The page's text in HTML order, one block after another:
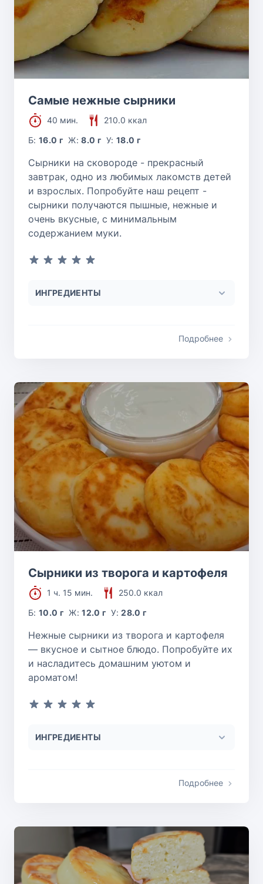
Самые нежные сырники
40 мин.
210.0 ккал
Б:16.0 г Ж:8.0 г У:18.0 г
Сырники на сковороде - прекрасный
завтрак, одно из любимых лакомств детей
и взрослых. Попробуйте наш рецепт -
сырники получаются пышные, нежные и
очень вкусные, с минимальным
содержанием муки.
ИНГРЕДИЕНТЫ
Подробнее
Сырники из творога и картофеля
1 ч. 15 мин.
250.0 ккал
Б:10.0 г Ж:12.0 г У:28.0 г
Нежные сырники из творога и картофеля
— вкусное и сытное блюдо. Попробуйте их
и насладитесь домашним уютом и
ароматом!
ИНГРЕДИЕНТЫ
Подробнее